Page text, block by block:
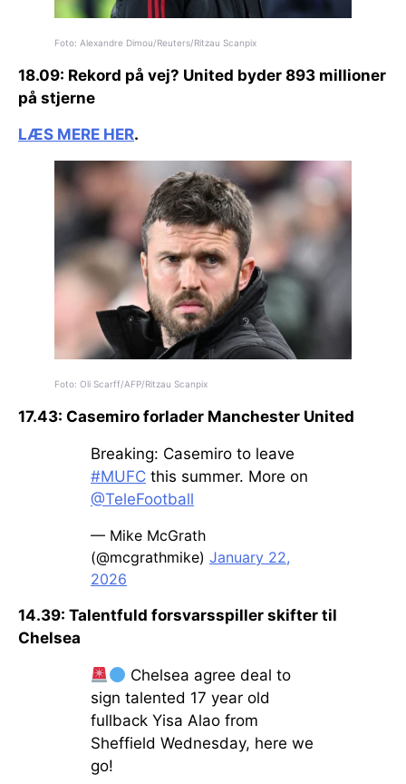
Foto: Alexandre Dimou/Reuters/Ritzau Scanpix
18.09: Rekord på vej? United byder 893 millioner
på stjerne
LÆS MERE HER.
Foto: Oli Scarff/AFP/Ritzau Scanpix
17.43: Casemiro forlader Manchester United
Breaking: Casemiro to leave
#MUFC this summer. More on
@TeleFootball
— Mike McGrath
(@mcgrathmike) January 22,
2026
14.39: Talentfuld forsvarsspiller skifter til
Chelsea
Chelsea agree deal to
sign talented 17 year old
fullback Yisa Alao from
Sheffield Wednesday, here we
go!